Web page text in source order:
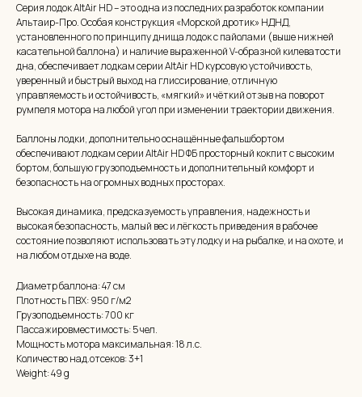
Серия лодок AltAir HD – это одна из последних разработок компании
Альтаир-Про. Особая конструкция «Морской дротик» НДНД,
установленного по принципу днища лодок с пайолами (выше нижней
касательной баллона) и наличие выраженной V-образной килеватости
дна, обеспечивает лодкам серии AltAir HD курсовую устойчивость,
уверенный и быстрый выход на глиссирование, отличную
управляемость и остойчивость, «мягкий» и чёткий отзыв на поворот
румпеля мотора на любой угол при изменении траектории движения.
Баллоны лодки, дополнительно оснащённые фальшбортом
обеспечивают лодкам серии AltAir HD ФБ просторный кокпит с высоким
бортом, большую грузоподъемность и дополнительный комфорт и
безопасность на огромных водных просторах.
Высокая динамика, предсказуемость управления, надежность и
высокая безопасность, малый вес и лёгкость приведения в рабочее
состояние позволяют использовать эту лодку и на рыбалке, и на охоте, и
на любом отдыхе на воде.
Диаметр баллона: 47 см
Плотность ПВХ: 950 г/м2
Грузоподъемность: 700 кг
Пассажировместимость: 5 чел.
Мощность мотора максимальная: 18 л.с.
Количество над.отсеков: 3+1
Weight: 49 g